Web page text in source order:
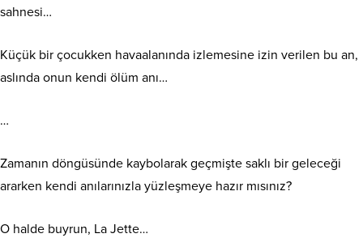
sahnesi…
Küçük bir çocukken havaalanında izlemesine izin verilen bu an,
aslında onun kendi ölüm anı…
…
Zamanın döngüsünde kaybolarak geçmişte saklı bir geleceği
ararken kendi anılarınızla yüzleşmeye hazır mısınız?
O halde buyrun, La Jette…